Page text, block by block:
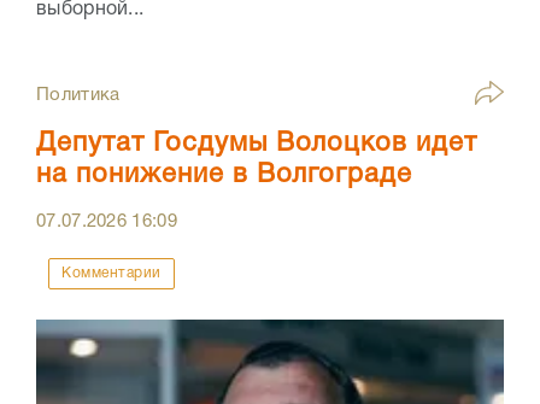
выборной...
Политика
Депутат Госдумы Волоцков идет
на понижение в Волгограде
07.07.2026 16:09
Комментарии